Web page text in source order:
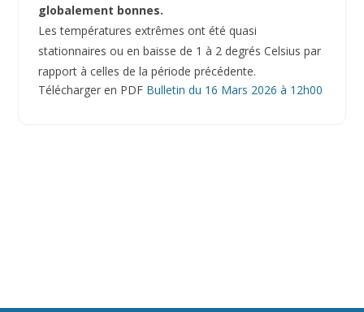
globalement bonnes.
Les températures extrêmes ont été quasi
stationnaires ou en baisse de 1 à 2 degrés Celsius par
rapport à celles de la période précédente.
Télécharger en PDF Bulletin du 16 Mars 2026 à 12h00